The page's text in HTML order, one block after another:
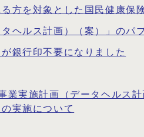
方を対象とした国民健康保
ヘルス計画）（案）」の
銀行印不要になりました
業実施計画（データヘルス
実施について